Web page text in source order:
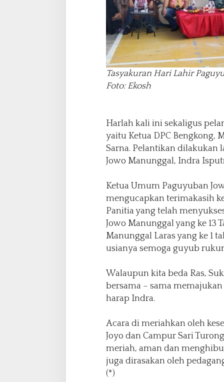
Tasyakuran Hari Lahir
Foto: Ekosh
Harlah kali ini sekaligus
yaitu Ketua DPC Bengkong,
Sarna. Pelantikan dilakukan
Jowo Manunggal, Indra
Ketua Umum Paguyuban
mengucapkan terimakasih
Panitia yang telah
Jowo Manunggal yang ke 13
Manunggal Laras yang ke 1
usianya semoga guyub
Walaupun kita beda Ras,
bersama – sama
harap Indra.
Acara di meriahkan oleh
Joyo dan Campur Sari
meriah, aman dan
juga dirasakan oleh
(*)